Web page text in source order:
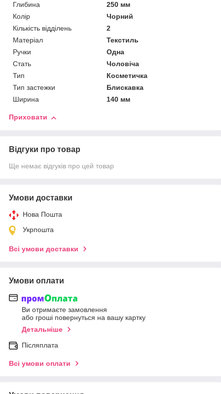
Глибина
250 мм
Колір
Чорний
Кількість відділень
2
Матеріал
Текстиль
Ручки
Одна
Стать
Чоловіча
Тип
Косметичка
Тип застежки
Блискавка
Ширина
140 мм
Приховати
Відгуки про товар
Ще немає відгуків про цей товар
Умови доставки
Нова Пошта
Укрпошта
Всі умови доставки
Умови оплати
Ви отримаєте замовлення
або гроші повернуться на вашу картку
Детальніше
Післяплата
Всі умови оплати